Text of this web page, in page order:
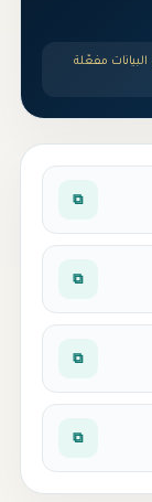
مفعّلة
⧉
⧉
⧉
⧉